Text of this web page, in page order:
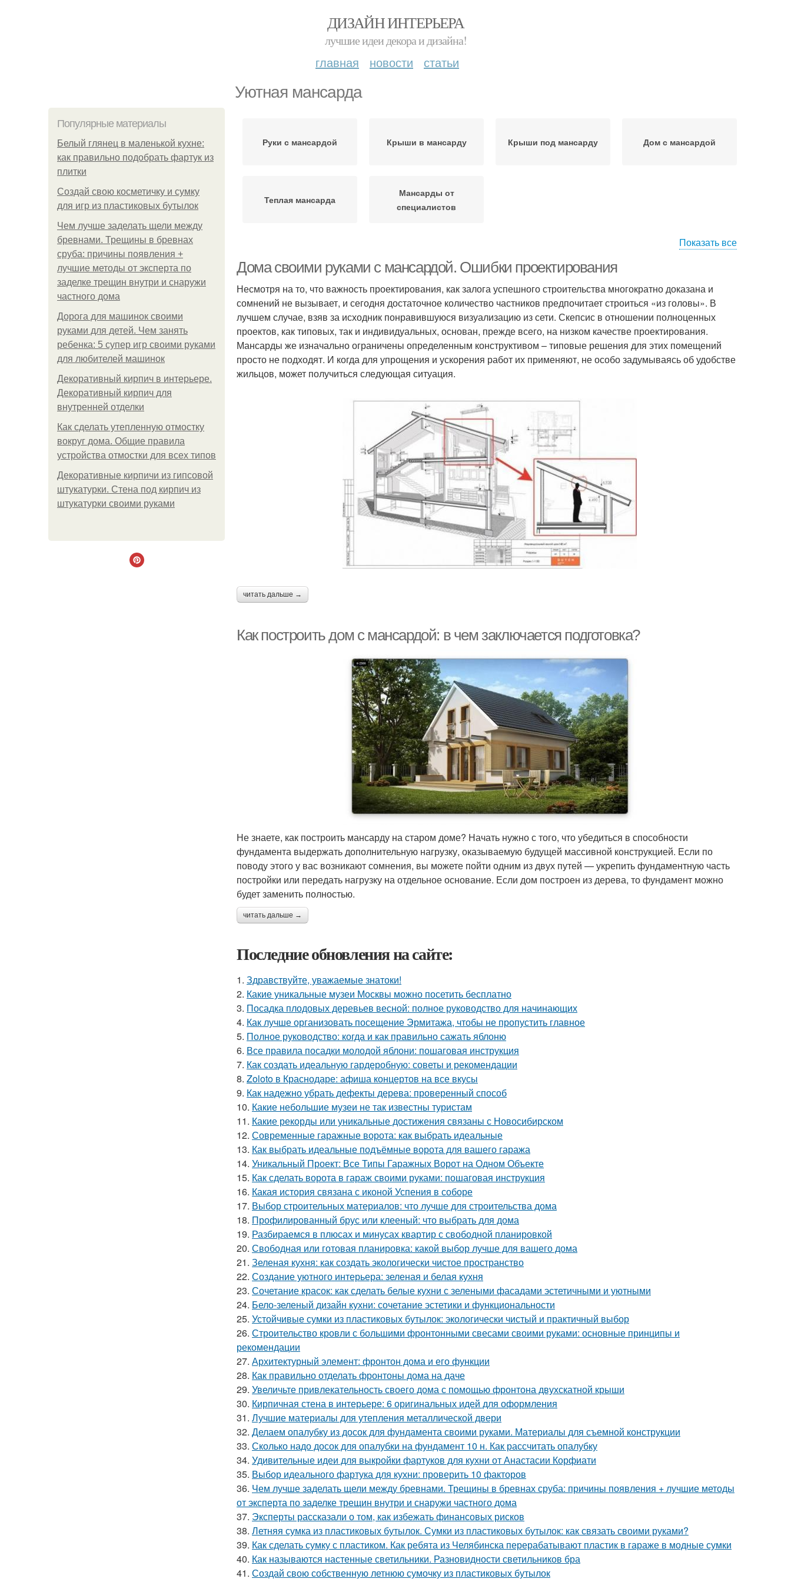
ДИЗАЙН ИНТЕРЬЕРА
лучшие идеи декора и дизайна!
главная новости статьи
Уютная мансарда
Популярные материалы
Белый глянец в маленькой кухне:
как правильно подобрать фартук из
плитки
Создай свою косметичку и сумку
для игр из пластиковых бутылок
Чем лучше заделать щели между
бревнами. Трещины в бревнах
сруба: причины появления +
лучшие методы от эксперта по
заделке трещин внутри и снаружи
частного дома
Дорога для машинок своими
руками для детей. Чем занять
ребенка: 5 супер игр своими руками
для любителей машинок
Декоративный кирпич в интерьере.
Декоративный кирпич для
внутренней отделки
Как сделать утепленную отмостку
вокруг дома. Общие правила
устройства отмостки для всех типов
Декоративные кирпичи из гипсовой
штукатурки. Стена под кирпич из
штукатурки своими руками
Руки с мансардой Крыши в мансарду Крыши под мансарду Дом с мансардой
Теплая мансарда
Мансарды от
специалистов
Показать все
Дома своими руками с мансардой. Ошибки проектирования
Несмотря на то, что важность проектирования, как залога успешного строительства многократно доказана и
сомнений не вызывает, и сегодня достаточное количество частников предпочитает строиться «из головы». В
лучшем случае, взяв за исходник понравившуюся визуализацию из сети. Скепсис в отношении полноценных
проектов, как типовых, так и индивидуальных, основан, прежде всего, на низком качестве проектирования.
Мансарды же изначально ограничены определенным конструктивом – типовые решения для этих помещений
просто не подходят. И когда для упрощения и ускорения работ их применяют, не особо задумываясь об удобстве
жильцов, может получиться следующая ситуация.
читать дальше →
Как построить дом с мансардой: в чем заключается подготовка?
Не знаете, как построить мансарду на старом доме? Начать нужно с того, что убедиться в способности
фундамента выдержать дополнительную нагрузку, оказываемую будущей массивной конструкцией. Если по
поводу этого у вас возникают сомнения, вы можете пойти одним из двух путей — укрепить фундаментную часть
постройки или передать нагрузку на отдельное основание. Если дом построен из дерева, то фундамент можно
будет заменить полностью.
читать дальше →
Последние обновления на сайте:
1. Здравствуйте, уважаемые знатоки!
2. Какие уникальные музеи Москвы можно посетить бесплатно
3. Посадка плодовых деревьев весной: полное руководство для начинающих
4. Как лучше организовать посещение Эрмитажа, чтобы не пропустить главное
5. Полное руководство: когда и как правильно сажать яблоню
6. Все правила посадки молодой яблони: пошаговая инструкция
7. Как создать идеальную гардеробную: советы и рекомендации
8. Zoloto в Краснодаре: афиша концертов на все вкусы
9. Как надежно убрать дефекты дерева: проверенный способ
10. Какие небольшие музеи не так известны туристам
11. Какие рекорды или уникальные достижения связаны с Новосибирском
12. Современные гаражные ворота: как выбрать идеальные
13. Как выбрать идеальные подъёмные ворота для вашего гаража
14. Уникальный Проект: Все Типы Гаражных Ворот на Одном Объекте
15. Как сделать ворота в гараж своими руками: пошаговая инструкция
16. Какая история связана с иконой Успения в соборе
17. Выбор строительных материалов: что лучше для строительства дома
18. Профилированный брус или клееный: что выбрать для дома
19. Разбираемся в плюсах и минусах квартир с свободной планировкой
20. Свободная или готовая планировка: какой выбор лучше для вашего дома
21. Зеленая кухня: как создать экологически чистое пространство
22. Создание уютного интерьера: зеленая и белая кухня
23. Сочетание красок: как сделать белые кухни с зелеными фасадами эстетичными и уютными
24. Бело-зеленый дизайн кухни: сочетание эстетики и функциональности
25. Устойчивые сумки из пластиковых бутылок: экологически чистый и практичный выбор
26. Строительство кровли с большими фронтонными свесами своими руками: основные принципы и
рекомендации
27. Архитектурный элемент: фронтон дома и его функции
28. Как правильно отделать фронтоны дома на даче
29. Увеличьте привлекательность своего дома с помощью фронтона двухскатной крыши
30. Кирпичная стена в интерьере: 6 оригинальных идей для оформления
31. Лучшие материалы для утепления металлической двери
32. Делаем опалубку из досок для фундамента своими руками. Материалы для съемной конструкции
33. Сколько надо досок для опалубки на фундамент 10 н. Как рассчитать опалубку
34. Удивительные идеи для выкройки фартуков для кухни от Анастасии Корфиати
35. Выбор идеального фартука для кухни: проверить 10 факторов
36. Чем лучше заделать щели между бревнами. Трещины в бревнах сруба: причины появления + лучшие методы
от эксперта по заделке трещин внутри и снаружи частного дома
37. Эксперты рассказали о том, как избежать финансовых рисков
38. Летняя сумка из пластиковых бутылок. Сумки из пластиковых бутылок: как связать своими руками?
39. Как сделать сумку с пластиком. Как ребята из Челябинска перерабатывают пластик в гараже в модные сумки
40. Как называются настенные светильники. Разновидности светильников бра
41. Создай свою собственную летнюю сумочку из пластиковых бутылок